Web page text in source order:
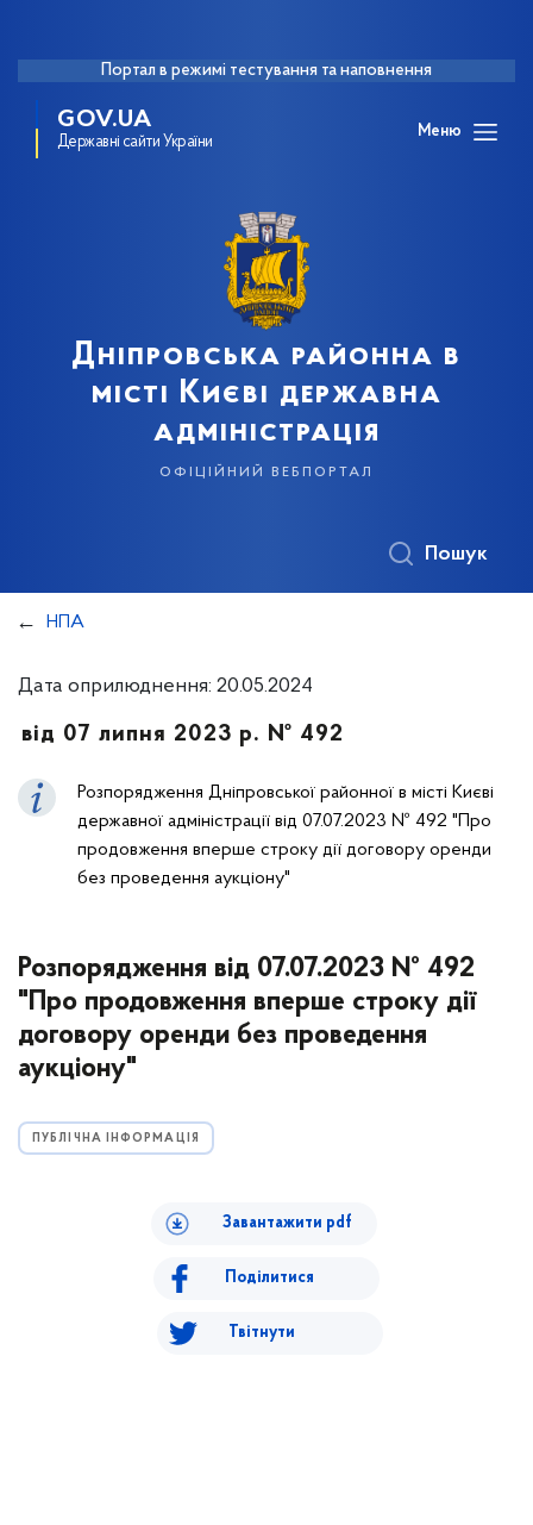
Портал в режимі тестування та наповнення
GOV.UA
Державні сайти України
Меню
Дніпровська районна в
місті Києві державна
адміністрація
офіційний вебпортал
Пошук
НПА
Дата оприлюднення: 20.05.2024
від 07 липня 2023 р. № 492
Розпорядження Дніпровської районної в місті Києві
державної адміністрації від 07.07.2023 № 492 "Про
продовження вперше строку дії договору оренди
без проведення аукціону"
Розпорядження від 07.07.2023 № 492
"Про продовження вперше строку дії
договору оренди без проведення
аукціону"
ПУБЛІЧНА ІНФОРМАЦІЯ
Завантажити pdf
Поділитися
Твітнути